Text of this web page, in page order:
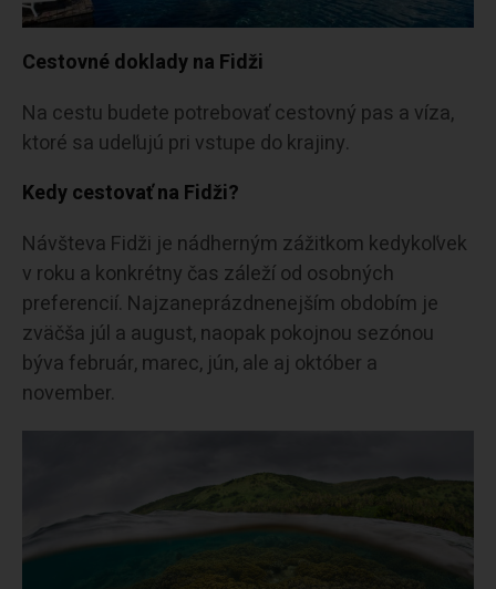
Cestovné doklady na Fidži
Na cestu budete potrebovať cestovný pas a víza,
ktoré sa udeľujú pri vstupe do krajiny.
Kedy cestovať na Fidži?
Návšteva Fidži je nádherným zážitkom kedykoľvek
v roku a konkrétny čas záleží od osobných
preferencií. Najzaneprázdnenejším obdobím je
zväčša júl a august, naopak pokojnou sezónou
býva február, marec, jún, ale aj október a
november.